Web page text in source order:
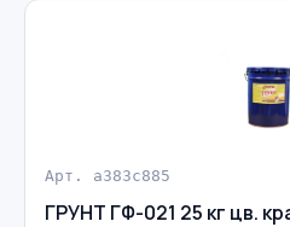
Арт. a383c885
ГРУНТ ГФ-021 25 кг цв.